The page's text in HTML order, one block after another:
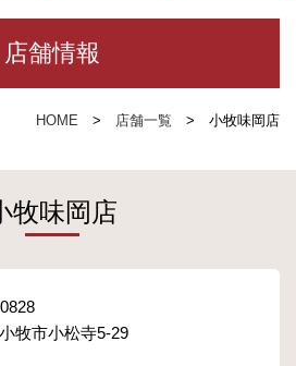
店舗情報
HOME 店舗一覧 小牧味岡店
牧味岡店
牧市小松寺5-29